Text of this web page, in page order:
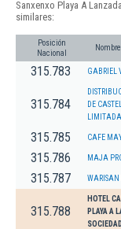
Sanxenxo Playa A
similares:
Posición
Nacional
315.783 GABRIEL
315.784
DE
LIMITADA.
315.785 CAFE
315.786 MAJA
315.787 WARISAN
315.788
HOTEL
PLAYA A